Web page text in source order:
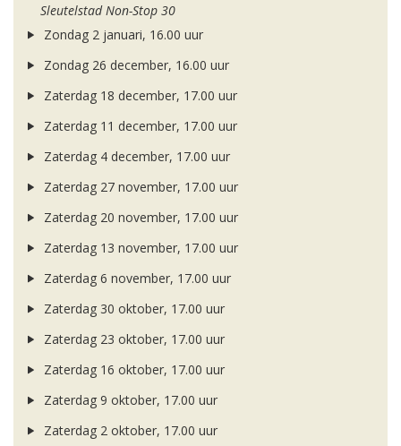
Sleutelstad Non-Stop 30
Zondag 2 januari, 16.00 uur
Zondag 26 december, 16.00 uur
Zaterdag 18 december, 17.00 uur
Zaterdag 11 december, 17.00 uur
Zaterdag 4 december, 17.00 uur
Zaterdag 27 november, 17.00 uur
Zaterdag 20 november, 17.00 uur
Zaterdag 13 november, 17.00 uur
Zaterdag 6 november, 17.00 uur
Zaterdag 30 oktober, 17.00 uur
Zaterdag 23 oktober, 17.00 uur
Zaterdag 16 oktober, 17.00 uur
Zaterdag 9 oktober, 17.00 uur
Zaterdag 2 oktober, 17.00 uur